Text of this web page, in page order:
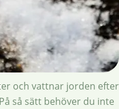
och vattnar jorden efter
så sätt behöver du inte